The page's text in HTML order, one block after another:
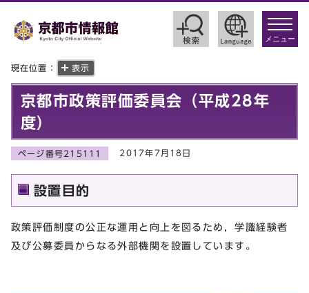
toggle
メニュー
現在位置： 表示
京都市政策評価委員会（平成28年
度）
ページ番号215111 2017年7月18日
設置目的
政策評価制度の公正な運用と向上を図るため，学識経験者
及び公募委員からなる外部機関を設置しています。